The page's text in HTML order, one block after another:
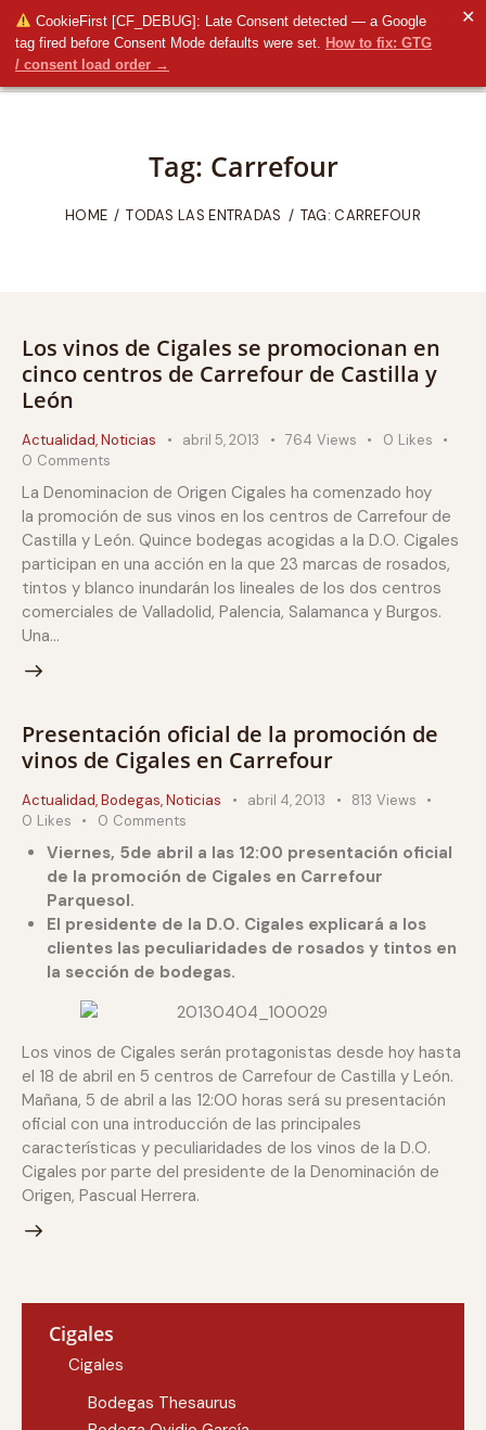
CookieFirst [CF_DEBUG]: Late Consent detected — a Google
tag fired before Consent Mode defaults were set. How to fix: GTG
/ consent load order →
✕
Tag: Carrefour
HOME TODAS LAS ENTRADAS TAG: CARREFOUR
Los vinos de Cigales se promocionan en
cinco centros de Carrefour de Castilla y
León
Actualidad,Noticias abril 5, 2013 764 Views 0 Likes
0 Comments
La Denominacion de Origen Cigales ha comenzado hoy
la promoción de sus vinos en los centros de Carrefour de
Castilla y León. Quince bodegas acogidas a la D.O. Cigales
participan en una acción en la que 23 marcas de rosados,
tintos y blanco inundarán los lineales de los dos centros
comerciales de Valladolid, Palencia, Salamanca y Burgos.
Una…
Presentación oficial de la promoción de
vinos de Cigales en Carrefour
Actualidad,Bodegas,Noticias abril 4, 2013 813 Views
0 Likes 0 Comments
Viernes, 5de abril a las 12:00 presentación oficial
de la promoción de Cigales en Carrefour
Parquesol.
El presidente de la D.O. Cigales explicará a los
clientes las peculiaridades de rosados y tintos en
la sección de bodegas.
Los vinos de Cigales serán protagonistas desde hoy hasta
el 18 de abril en 5 centros de Carrefour de Castilla y León.
Mañana, 5 de abril a las 12:00 horas será su presentación
oficial con una introducción de las principales
características y peculiaridades de los vinos de la D.O.
Cigales por parte del presidente de la Denominación de
Origen, Pascual Herrera.
Cigales
Cigales
Bodegas Thesaurus